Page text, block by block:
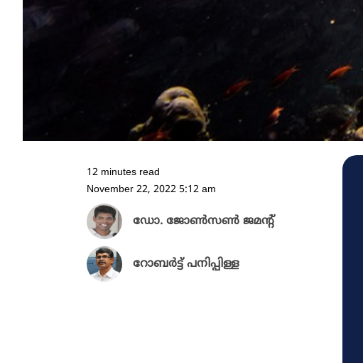
12 minutes read
November 22, 2022 5:12 am
ഡോ. ജോൺസൺ ജമൻ്റ്
റോബർട്ട് പനിപ്പിള്ള